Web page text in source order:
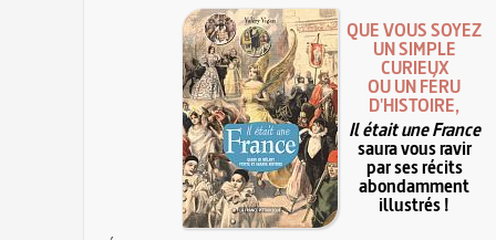
QUE VOUS SOYEZ
UN SIMPLE
CURIEUX
OU UN FÉRU
D'HISTOIRE,
Il était une France
saura vous ravir
par ses récits
abondamment
illustrés !